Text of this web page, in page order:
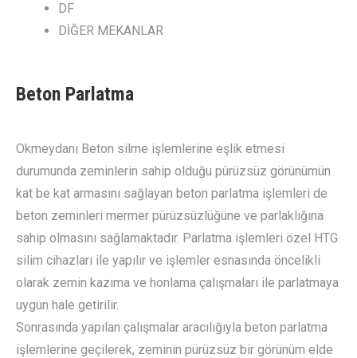
DF
DİĞER MEKANLAR
Beton Parlatma
Okmeydanı Beton silme işlemlerine eşlik etmesi
durumunda zeminlerin sahip olduğu pürüzsüz görünümün
kat be kat armasını sağlayan beton parlatma işlemleri de
beton zeminleri mermer pürüzsüzlüğüne ve parlaklığına
sahip olmasını sağlamaktadır. Parlatma işlemleri özel HTG
silim cihazları ile yapılır ve işlemler esnasında öncelikli
olarak zemin kazıma ve honlama çalışmaları ile parlatmaya
uygun hale getirilir.
Sonrasında yapılan çalışmalar aracılığıyla beton parlatma
işlemlerine geçilerek, zeminin pürüzsüz bir görünüm elde